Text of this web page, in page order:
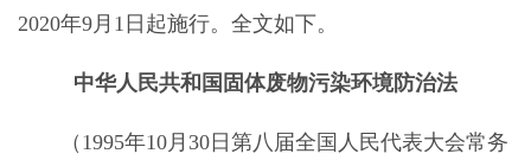
2020年9月1日起施行。全文如下。
中华人民共和国固体废物污染环境防治法
（1995年10月30日第八届全国人民代表大会常务